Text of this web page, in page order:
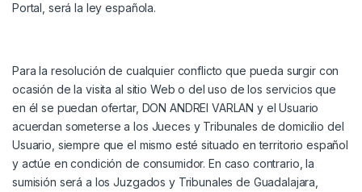
Portal, será la ley española.
Para la resolución de cualquier conflicto que pueda surgir con
ocasión de la visita al sitio Web o del uso de los servicios que
en él se puedan ofertar, DON ANDREI VARLAN y el Usuario
acuerdan someterse a los Jueces y Tribunales de domicilio del
Usuario, siempre que el mismo esté situado en territorio español
y actúe en condición de consumidor. En caso contrario, la
sumisión será a los Juzgados y Tribunales de Guadalajara,